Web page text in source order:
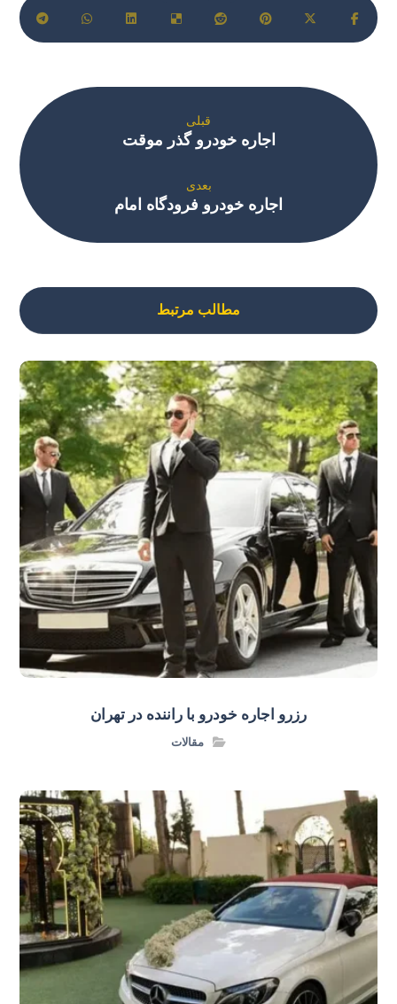
قبلی
اجاره خودرو گذر موقت
بعدی
اجاره خودرو فرودگاه امام
مطالب مرتبط
رزرو اجاره خودرو با راننده در تهران
مقالات